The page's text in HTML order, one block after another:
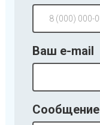
Ваш e-mail
Сообщение